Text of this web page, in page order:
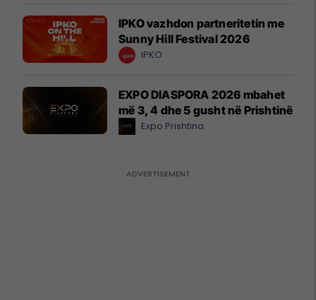
IPKO vazhdon partneritetin me
Sunny Hill Festival 2026
IPKO
EXPO DIASPORA 2026 mbahet
më 3, 4 dhe 5 gusht në Prishtinë
Expo Prishtina